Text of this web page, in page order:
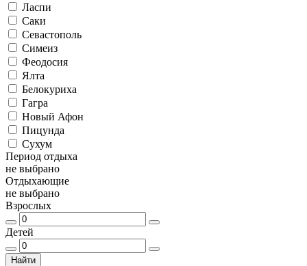
Ласпи
Саки
Севастополь
Симеиз
Феодосия
Ялта
Белокуриха
Гагра
Новый Афон
Пицунда
Сухум
Период отдыха
не выбрано
Отдыхающие
не выбрано
Взрослых
Детей
Найти